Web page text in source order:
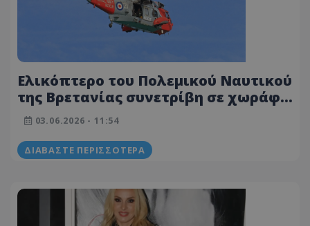
Ελικόπτερο του Πολεμικού Ναυτικού
της Βρετανίας συνετρίβη σε χωράφι
στο Ντέβον
03.06.2026 - 11:54
ΔΙΑΒΆΣΤΕ ΠΕΡΙΣΣΌΤΕΡΑ